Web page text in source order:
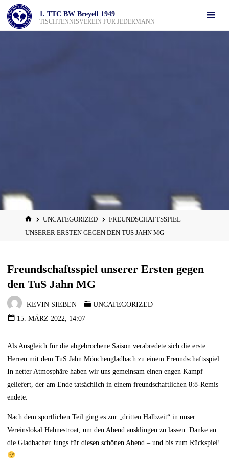
Zum
Inhalt
springen
1. TTC BW Breyell 1949
TISCHTENNISVEREIN FÜR JEDERMANN
START
UNCATEGORIZED
FREUNDSCHAFTSSPIEL
UNSERER ERSTEN GEGEN DEN TUS JAHN MG
Freundschaftsspiel unserer Ersten gegen
den TuS Jahn MG
KEVIN SIEBEN
UNCATEGORIZED
15. MÄRZ 2022, 14:07
Als Ausgleich für die abgebrochene Saison verabredete sich die erste
Herren mit dem TuS Jahn Mönchengladbach zu einem Freundschaftsspiel.
In netter Atmosphäre haben wir uns gemeinsam einen engen Kampf
geliefert, der am Ende tatsächlich in einem freundschaftlichen 8:8-Remis
endete.
Nach dem sportlichen Teil ging es zur „dritten Halbzeit“ in unser
Vereinslokal Hahnestroat, um den Abend ausklingen zu lassen. Danke an
die Gladbacher Jungs für diesen schönen Abend – und bis zum Rückspiel!